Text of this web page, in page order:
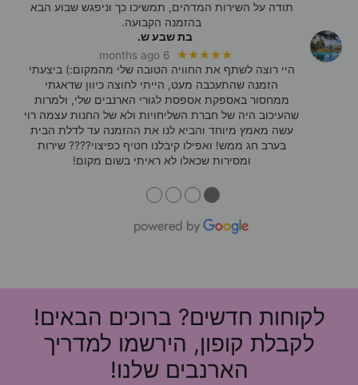
תודה על השירות המדהים, תמשיכו כך וניפגש שבוע הבא
בהזמנה הקבועה.
בת שבע ש.
★★★★★
6 months ago
היי רוצה לשתף את החוויה הטובה שלי מהמקום:) ביצעתי
הזמנה שהתעכבה מעט, הייתי לחוצה כיוון שדאגתי
ממחסור באספקת אספסת לגורי הארנבים שלי, ולמרות
שהעיכוב היה של חברת השליחויות ולא של החנות עצמה רוי
עשה מאמץ מיוחד והביא לנו את ההזמנה עד לדלת הבית
בערב חג ממש! ואפילו קיבלנו חטיף כפיצוי???? שירות
ומסירות שכאלו לא ראיתי בשום מקום!
●
●
●
●
לקוחות חדשים? ברוכים הבאים!
לקבלת קופון, הירשמו למדריך
הארנבים שלנו!